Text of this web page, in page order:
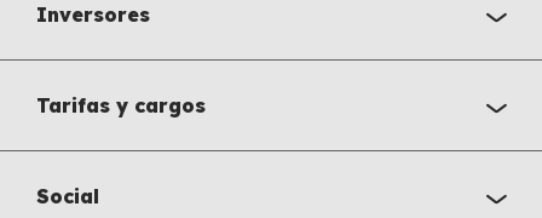
Inversores
Tarifas y cargos
Social